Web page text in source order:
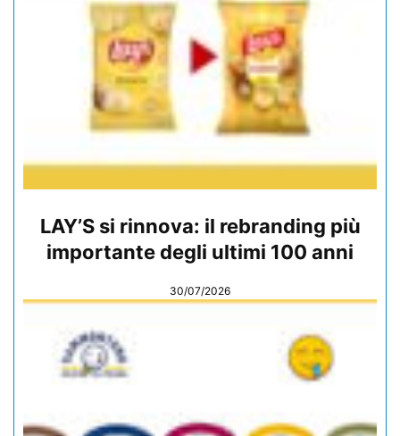
LAY’S si rinnova: il rebranding più
importante degli ultimi 100 anni
30/07/2026